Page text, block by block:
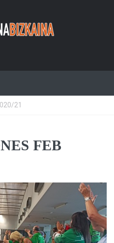
21
FEB